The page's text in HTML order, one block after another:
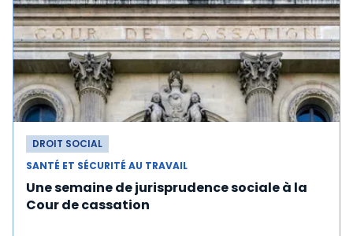
DROIT SOCIAL
SANTÉ ET SÉCURITÉ AU TRAVAIL
Une semaine de jurisprudence sociale à la
Cour de cassation